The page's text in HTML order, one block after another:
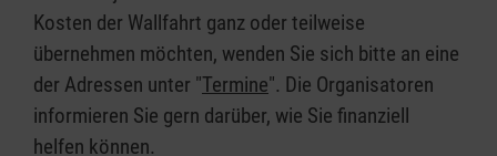
Kosten der Wallfahrt ganz oder teilweise
übernehmen möchten, wenden Sie sich bitte an eine
der Adressen unter "Termine". Die Organisatoren
informieren Sie gern darüber, wie Sie finanziell
helfen können.